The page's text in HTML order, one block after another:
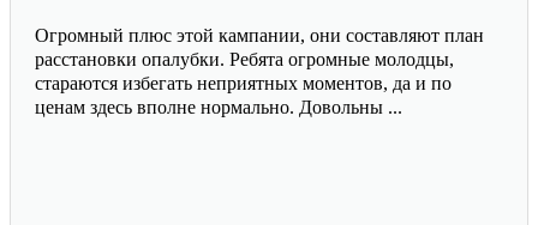
Огромный плюс этой кампании, они составляют план
расстановки опалубки. Ребята огромные молодцы,
стараются избегать неприятных моментов, да и по
ценам здесь вполне нормально. Довольны ...